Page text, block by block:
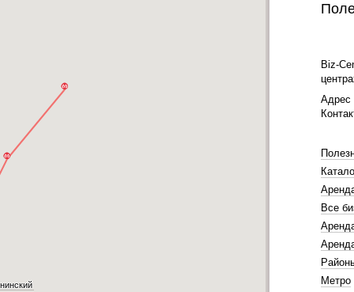
Biz-
Все
Метро